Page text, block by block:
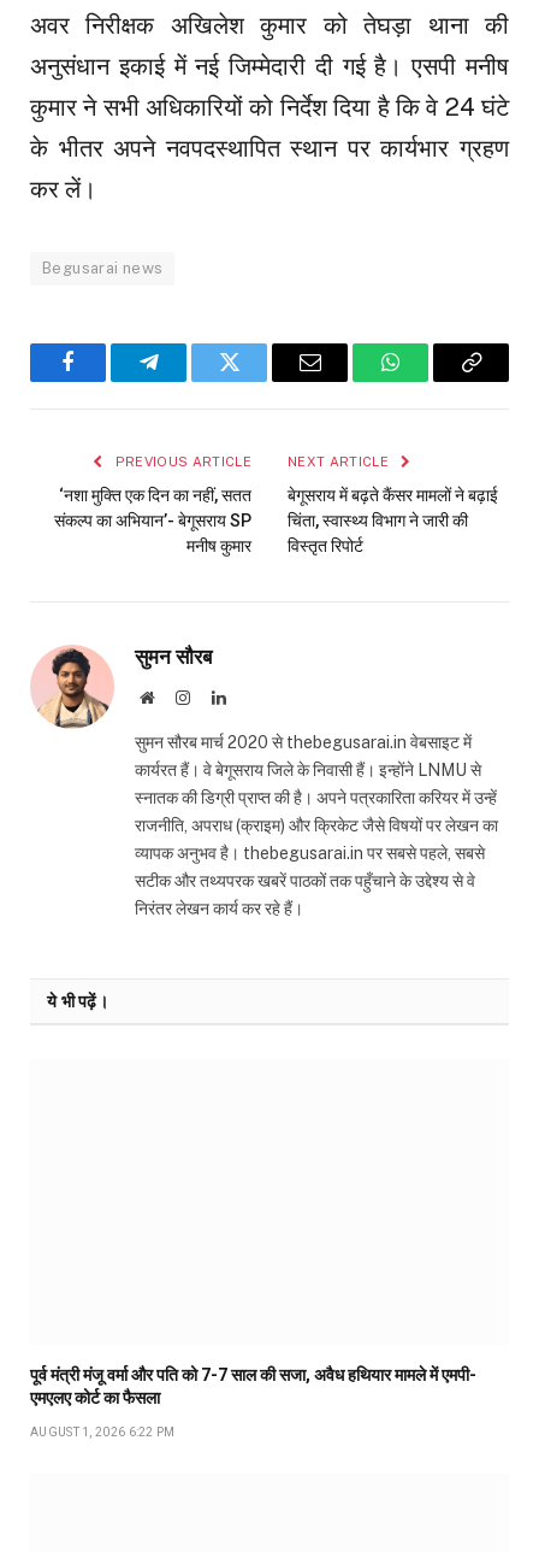
अवर निरीक्षक अखिलेश कुमार को तेघड़ा थाना की
अनुसंधान इकाई में नई जिम्मेदारी दी गई है। एसपी मनीष
कुमार ने सभी अधिकारियों को निर्देश दिया है कि वे 24 घंटे
के भीतर अपने नवपदस्थापित स्थान पर कार्यभार ग्रहण
कर लें।
Begusarai news
FacebookTelegramTwitter Email WhatsAppCopy
PREVIOUS ARTICLE
‘नशा मुक्ति एक दिन का नहीं, सतत
संकल्प का अभियान’- बेगूसराय SP
मनीष कुमार
NEXT ARTICLE
बेगूसराय में बढ़ते कैंसर मामलों ने बढ़ाई
चिंता, स्वास्थ्य विभाग ने जारी की
विस्तृत रिपोर्ट
सुमन सौरब
WebsiteInstagramLinkedIn
सुमन सौरब मार्च 2020 से thebegusarai.in वेबसाइट में
कार्यरत हैं। वे बेगूसराय जिले के निवासी हैं। इन्होंने LNMU से
स्नातक की डिग्री प्राप्त की है। अपने पत्रकारिता करियर में उन्हें
राजनीति, अपराध (क्राइम) और क्रिकेट जैसे विषयों पर लेखन का
व्यापक अनुभव है। thebegusarai.in पर सबसे पहले, सबसे
सटीक और तथ्यपरक खबरें पाठकों तक पहुँचाने के उद्देश्य से वे
निरंतर लेखन कार्य कर रहे हैं।
ये भी पढ़ें।
पूर्व मंत्री मंजू वर्मा और पति को 7-7 साल की सजा, अवैध हथियार मामले में एमपी-
एमएलए कोर्ट का फैसला
AUGUST 1, 2026 6:22 PM